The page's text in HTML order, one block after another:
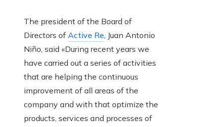
The president of the Board of
Directors of Active Re, Juan Antonio
Niño, said «During recent years we
have carried out a series of activities
that are helping the continuous
improvement of all areas of the
company and with that optimize the
products, services and processes of